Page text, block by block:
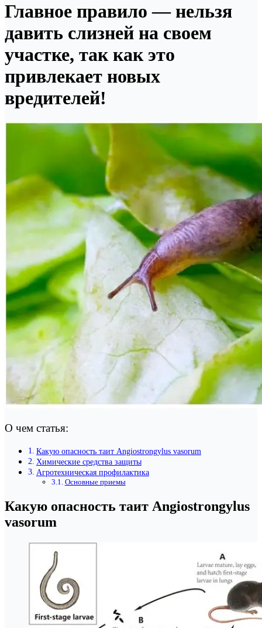
Главное правило — нельзя
давить слизней на своем
участке, так как это
привлекает новых
вредителей!
О чем статья:
Какую опасность таит Angiostrongylus vasorum
Химические средства защиты
Агротехническая профилактика
Основные приемы
Какую опасность таит Angiostrongylus
vasorum